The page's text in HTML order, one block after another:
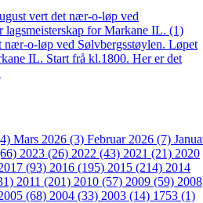
vert det nær-o-løp ved
lagsmeisterskap for Markane IL. (1)
nær-o-løp ved Sølvbergsstøylen. Løpet
IL. Start frå kl.1800. Her er det
Mars 2026 (3) Februar 2026 (7)
2023 (26) 2022 (43) 2021 (21) 2020
(93) 2016 (195) 2015 (214) 2014
2011 (201) 2010 (57) 2009 (59) 2008
(68) 2004 (33) 2003 (14) 1753 (1)